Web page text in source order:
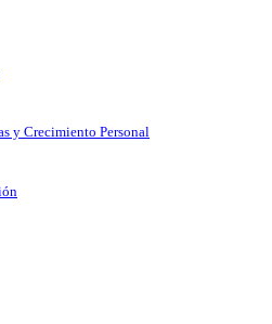
y Crecimiento Personal